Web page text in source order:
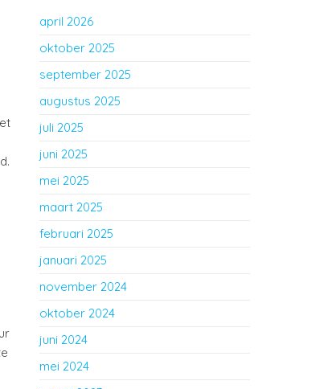
april 2026
oktober 2025
september 2025
augustus 2025
juli 2025
juni 2025
mei 2025
maart 2025
februari 2025
januari 2025
november 2024
oktober 2024
juni 2024
mei 2024